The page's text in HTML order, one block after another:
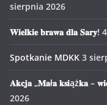
sierpnia 2026
𝐖𝐢𝐞𝐥𝐤𝐢𝐞 𝐛𝐫𝐚𝐰𝐚 𝐝𝐥𝐚 𝐒𝐚𝐫𝐲!
Spotkanie MDKK 3
𝐀𝐤𝐜𝐣𝐚 „𝐌𝐚ł𝐚 𝐤𝐬𝐢ąż𝐤𝐚 –
2026